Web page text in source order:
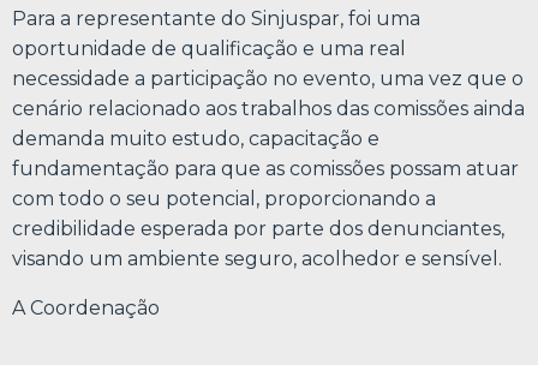
Para a representante do Sinjuspar, foi uma
oportunidade de qualificação e uma real
necessidade a participação no evento, uma vez que o
cenário relacionado aos trabalhos das comissões ainda
demanda muito estudo, capacitação e
fundamentação para que as comissões possam atuar
com todo o seu potencial, proporcionando a
credibilidade esperada por parte dos denunciantes,
visando um ambiente seguro, acolhedor e sensível.
A Coordenação